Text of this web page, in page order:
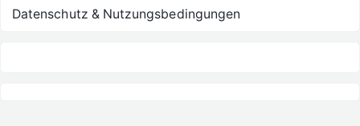
Datenschutz & Nutzungsbedingungen